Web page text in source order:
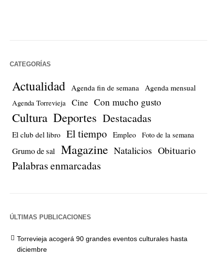
CATEGORÍAS
Actualidad Agenda fin de semana Agenda mensual
Agenda Torrevieja Cine Con mucho gusto
Cultura Deportes Destacadas
El club del libro El tiempo Empleo Foto de la semana
Grumo de sal Magazine Natalicios Obituario
Palabras enmarcadas
ÚLTIMAS PUBLICACIONES
Torrevieja acogerá 90 grandes eventos culturales hasta
diciembre